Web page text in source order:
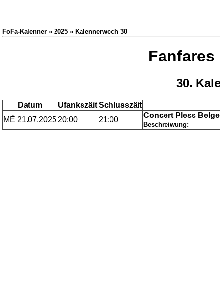
FoFa-Kalenner » 2025 » Kalennerwoch 30
30.
Datum UfankszäitSchlusszäit
MÉ 21.07.2025 20:00 21:00
Concert Pless
Beschreiwung: